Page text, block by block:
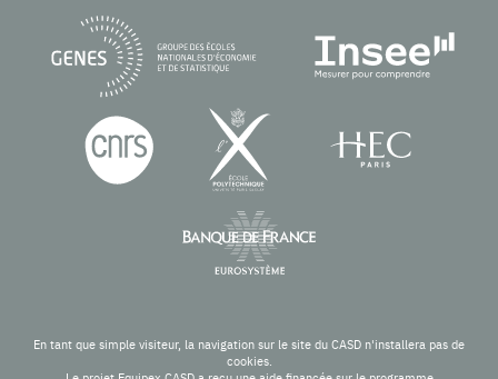
En tant que simple visiteur, la navigation sur le site du CASD n'installera pas de
cookies.